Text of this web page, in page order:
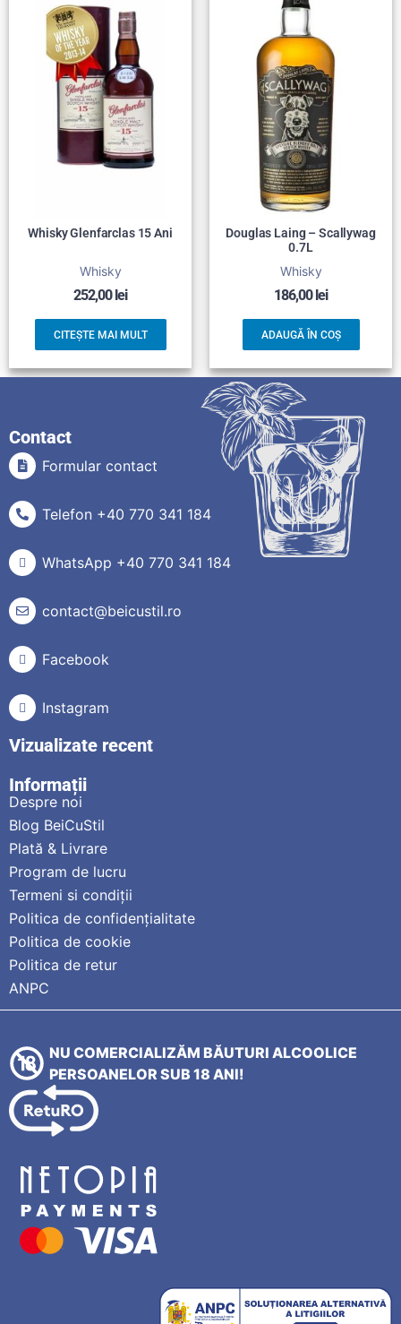
Whisky Glenfarclas 15 Ani
Whisky
252,00lei
CITEȘTE MAI MULT
Douglas Laing – Scallywag
0.7L
Whisky
186,00lei
ADAUGĂ ÎN COȘ
Contact
Formular contact
Telefon +40 770 341 184
WhatsApp +40 770 341 184
contact@beicustil.ro
Facebook
Instagram
Vizualizate recent
Informații
Despre noi
Blog BeiCuStil
Plată & Livrare
Program de lucru
Termeni si condiții
Politica de confidențialitate
Politica de cookie
Politica de retur
ANPC
NU COMERCIALIZĂM BĂUTURI ALCOOLICE
PERSOANELOR SUB 18 ANI!